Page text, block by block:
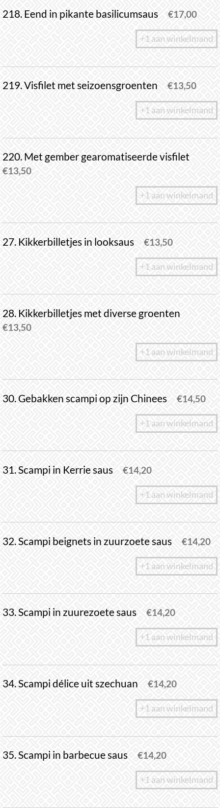
218. Eend in pikante basilicumsaus €17,00
+1 aan winkelmand
219. Visfilet met seizoensgroenten €13,50
+1 aan winkelmand
220. Met gember gearomatiseerde visfilet
€13,50
+1 aan winkelmand
27. Kikkerbilletjes in looksaus €13,50
+1 aan winkelmand
28. Kikkerbilletjes met diverse groenten
€13,50
+1 aan winkelmand
30. Gebakken scampi op zijn Chinees €14,50
+1 aan winkelmand
31. Scampi in Kerrie saus €14,20
+1 aan winkelmand
32. Scampi beignets in zuurzoete saus €14,20
+1 aan winkelmand
33. Scampi in zuurezoete saus €14,20
+1 aan winkelmand
34. Scampi délice uit szechuan €14,20
+1 aan winkelmand
35. Scampi in barbecue saus €14,20
+1 aan winkelmand